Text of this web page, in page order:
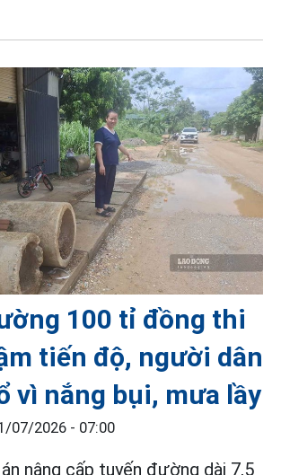
100 tỉ đồng thi
tiến độ, người dân
vì nắng bụi, mưa lầy
07/2026 - 07:00
nâng cấp tuyến đường dài 7,5